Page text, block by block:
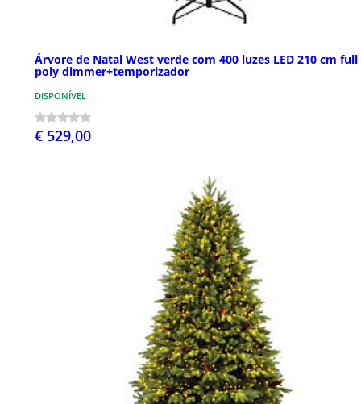
Árvore de Natal West verde com 400 luzes LED 210 cm full
poly dimmer+temporizador
DISPONÍVEL
€ 529,00